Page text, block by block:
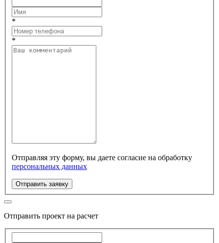
*
*
Отправляя эту форму, вы даете согласие на обработку
персональных данных
Отправить заявку
Отправить проект на расчет